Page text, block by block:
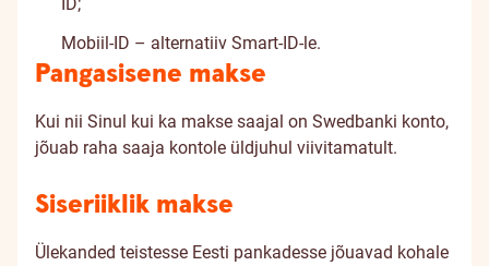
Mobiil-ID – alternatiiv Smart-ID-le.
Pangasisene makse
Kui nii Sinul kui ka makse saajal on Swedbanki konto,
jõuab raha saaja kontole üldjuhul viivitamatult.
Siseriiklik makse
Ülekanded teistesse Eesti pankadesse jõuavad kohale